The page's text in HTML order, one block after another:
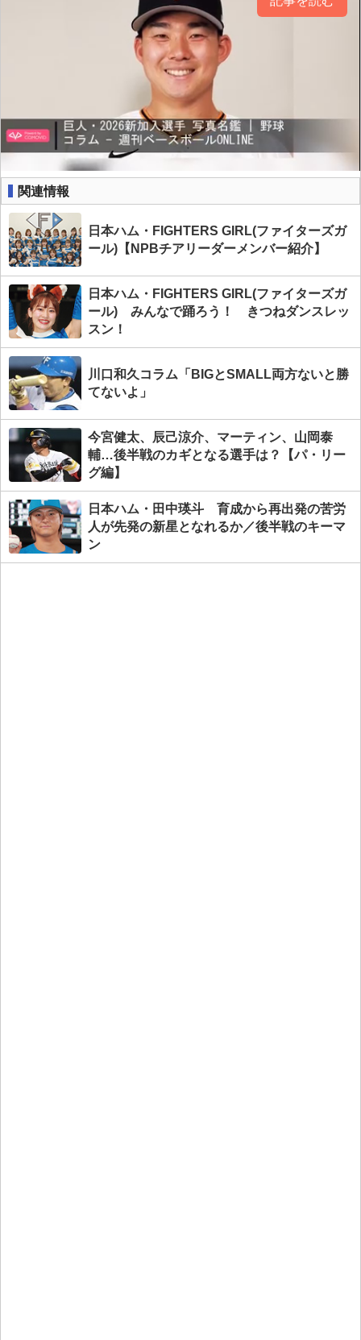
関連情報
日本ハム・FIGHTERS GIRL(ファイターズガ
ール)【NPBチアリーダーメンバー紹介】
日本ハム・FIGHTERS GIRL(ファイターズガ
ール) みんなで踊ろう！ きつねダンスレッ
スン！
川口和久コラム「BIGとSMALL両方ないと勝
てないよ」
今宮健太、辰己涼介、マーティン、山岡泰
輔…後半戦のカギとなる選手は？【パ・リー
グ編】
日本ハム・田中瑛斗 育成から再出発の苦労
人が先発の新星となれるか／後半戦のキーマ
ン